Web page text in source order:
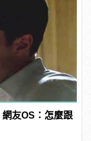
友OS：怎麼跟